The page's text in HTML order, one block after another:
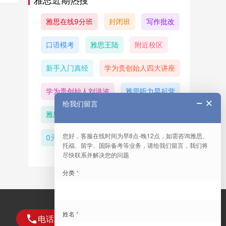
雅思在线9分班 封闭班 写作批改
口语模考 雅思王陆 附近校区
新手入门真经 学为贵创始人四大讲座
学为贵创始人刘洪波 雅思听力早起营
雅思大咖说
0元申请留学
电话咨询：400-6236-898